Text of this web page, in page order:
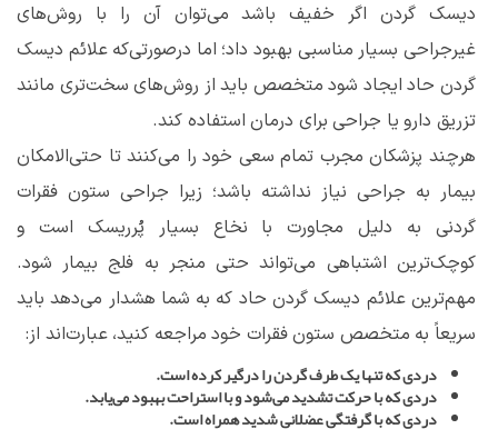
دیسک گردن اگر خفیف باشد می‌توان آن را با روش‌های
غیرجراحی بسیار مناسبی بهبود داد؛ اما درصورتی‌که علائم دیسک
گردن حاد ایجاد شود متخصص باید از روش‌های سخت‌تری مانند
تزریق دارو یا جراحی برای درمان استفاده کند.
هرچند پزشکان مجرب تمام سعی خود را می‌کنند تا حتی‌الامکان
بیمار به جراحی نیاز نداشته باشد؛ زیرا جراحی ستون فقرات
گردنی به دلیل مجاورت با نخاع بسیار پُرریسک است و
کوچک‌ترین اشتباهی می‌تواند حتی منجر به فلج بیمار شود.
مهم‌ترین علائم دیسک گردن حاد که به شما هشدار می‌دهد باید
سریعاً به متخصص ستون فقرات خود مراجعه کنید، عبارت‌اند از:
دردی که تنها یک طرف گردن را درگیر کرده است.
دردی که با حرکت تشدید می‌شود و با استراحت بهبود می‌یابد.
دردی که با گرفتگی عضلانی شدید همراه است.